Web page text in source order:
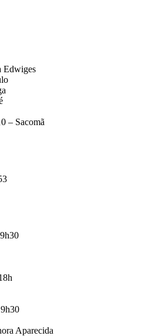
Edwiges
– Sacomã
Aparecida